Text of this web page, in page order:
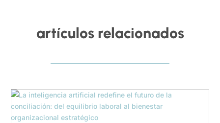
artículos relacionados